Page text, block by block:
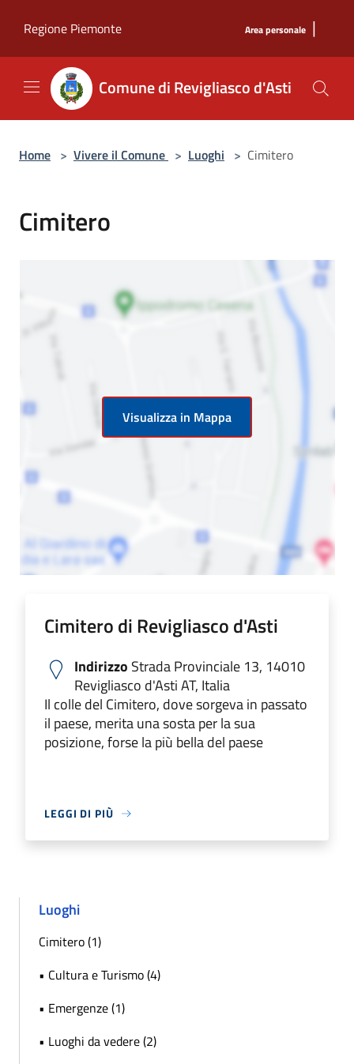
Regione Piemonte
Area personale |
Comune di Revigliasco d'Asti
Home > Vivere il Comune > Luoghi > Cimitero
Cimitero
Visualizza in Mappa
Cimitero di Revigliasco d'Asti
Indirizzo Strada Provinciale 13, 14010
Revigliasco d'Asti AT, Italia
Il colle del Cimitero, dove sorgeva in passato
il paese, merita una sosta per la sua
posizione, forse la più bella del paese
LEGGI DI PIÙ
Luoghi
Cimitero (1)
• Cultura e Turismo (4)
• Emergenze (1)
• Luoghi da vedere (2)